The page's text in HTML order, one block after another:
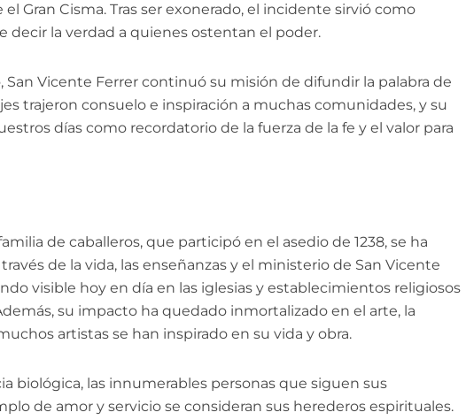
Gran Cisma. Tras ser exonerado, el incidente sirvió como
decir la verdad a quienes ostentan el poder.
Vicente Ferrer continuó su misión de difundir la palabra de
trajeron consuelo e inspiración a muchas comunidades, y su
días como recordatorio de la fuerza de la fe y el valor para
de caballeros, que participó en el asedio de 1238, se ha
de la vida, las enseñanzas y el ministerio de San Vicente
visible hoy en día en las iglesias y establecimientos religiosos
su impacto ha quedado inmortalizado en el arte, la
artistas se han inspirado en su vida y obra.
biológica, las innumerables personas que siguen sus
de amor y servicio se consideran sus herederos espirituales.